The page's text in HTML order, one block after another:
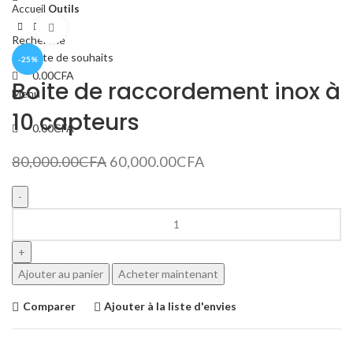
Recherche
0Liste de souhaits
0.00CFA
Menu
0.00CFA
Accueil Outils
-25%
Boite de raccordement inox à
10 capteurs
80,000.00CFA 60,000.00CFA
Ajouter au panier Acheter maintenant
Comparer Ajouter à la liste d'envies